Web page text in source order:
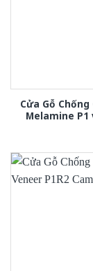
Cửa Gỗ Chống
Melamine P1